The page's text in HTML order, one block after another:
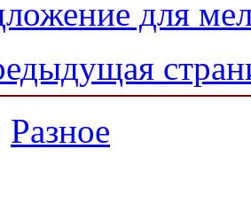
для
Разное